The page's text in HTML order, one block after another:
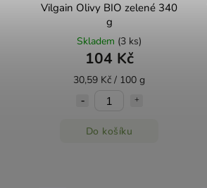
Vilgain Olivy BIO zelené 340
g
Skladem (3 ks)
104 Kč
30,59 Kč / 100 g
Do košíku